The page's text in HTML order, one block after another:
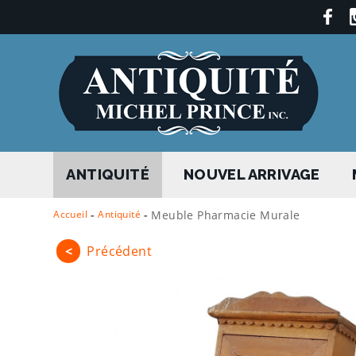
ANTIQUITÉ NOUVEL ARRIVAGE
Accueil - Antiquité - Meuble Pharmacie Murale
< Précédent